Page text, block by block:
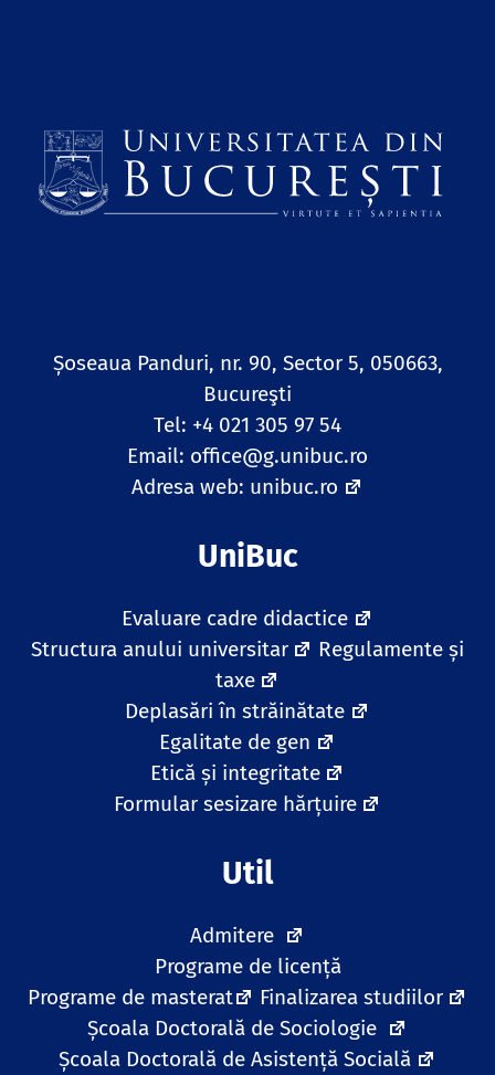
Șoseaua Panduri, nr. 90, Sector 5, 050663,
Bucureşti
Tel: +4 021 305 97 54
Email: office@g.unibuc.ro
Adresa web: unibuc.ro
UniBuc
Evaluare cadre didactice
Structura anului universitar
Regulamente și
taxe
Deplasări în străinătate
Egalitate de gen
Etică și integritate
Formular sesizare hărțuire
Util
Admitere
Programe de licență
Programe de masterat
Finalizarea studiilor
Școala Doctorală de Sociologie
Școala Doctorală de Asistență Socială